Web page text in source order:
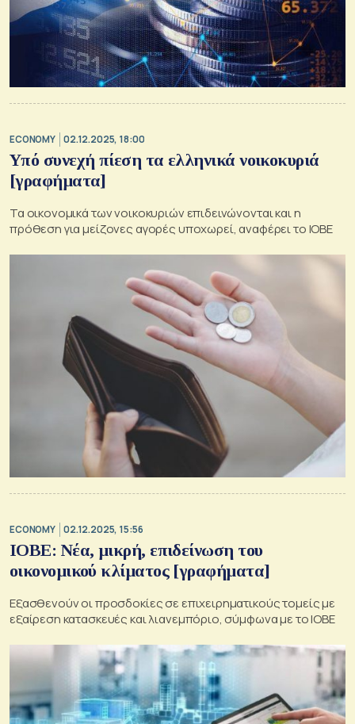
ECONOMY 02.12.2025, 18:00
Υπό συνεχή πίεση τα ελληνικά νοικοκυριά
[γραφήματα]
Τα οικονομικά των νοικοκυριών επιδεινώνονται και η
πρόθεση για μείζονες αγορές υποχωρεί, αναφέρει το ΙΟΒΕ
ECONOMY 02.12.2025, 15:56
ΙΟΒΕ: Νέα, μικρή, επιδείνωση του
οικονομικού κλίματος [γραφήματα]
Εξασθενούν οι προσδοκίες σε επιχειρηματικούς τομείς με
εξαίρεση κατασκευές και λιανεμπόριο, σύμφωνα με το ΙΟΒΕ